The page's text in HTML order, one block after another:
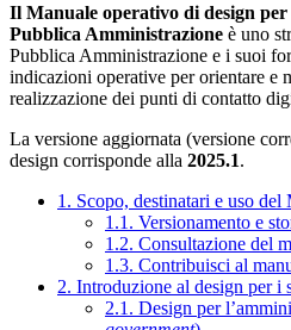
Il Manuale operativo di design
Pubblica Amministrazione è uno
Pubblica Amministrazione e i suoi
indicazioni operative per orientare e
realizzazione dei punti di contatto
La versione aggiornata (versione
design corrisponde alla 2025.1.
1. Scopo, destinatari e uso
1.1. Versionamento e
1.2. Consultazione del
1.3. Contribuisci al
2. Introduzione al design per
2.1. Design per